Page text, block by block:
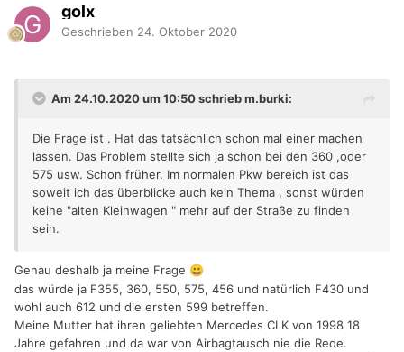
golx
Geschrieben 24. Oktober 2020
Am 24.10.2020 um 10:50 schrieb m.burki:
Die Frage ist . Hat das tatsächlich schon mal einer machen
lassen. Das Problem stellte sich ja schon bei den 360 ,oder
575 usw. Schon früher. Im normalen Pkw bereich ist das
soweit ich das überblicke auch kein Thema , sonst würden
keine "alten Kleinwagen " mehr auf der Straße zu finden
sein.
Genau deshalb ja meine Frage 😀
das würde ja F355, 360, 550, 575, 456 und natürlich F430 und
wohl auch 612 und die ersten 599 betreffen.
Meine Mutter hat ihren geliebten Mercedes CLK von 1998 18
Jahre gefahren und da war von Airbagtausch nie die Rede.